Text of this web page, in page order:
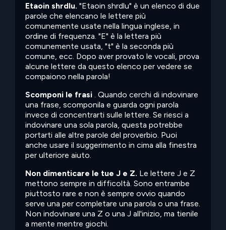
Etaoin shrdlu. "Etaoin shrdlu" è un elenco di due
parole che elencano le lettere più
comunemente usate nella lingua inglese, in
ordine di frequenza. "E" è la lettera più
comunemente usata, "t" è la seconda più
comune, ecc. Dopo aver provato le vocali, prova
alcune lettere da questo elenco per vedere se
compaiono nella parola!
Scomponi le frasi . Quando cerchi di indovinare
una frase, scomponila e guarda ogni parola
invece di concentrarti sulle lettere. Se riesci a
indovinare una sola parola, questa potrebbe
portarti alle altre parole del proverbio. Puoi
anche usare il suggerimento in cima alla finestra
per ulteriore aiuto.
Non dimenticare le tue J e Z. Le lettere J e Z
mettono sempre in difficoltà. Sono entrambe
piuttosto rare e non è sempre ovvio quando
serve una per completare una parola o una frase.
Non indovinare una Z o una J all'inizio, ma tienile
a mente mentre giochi.